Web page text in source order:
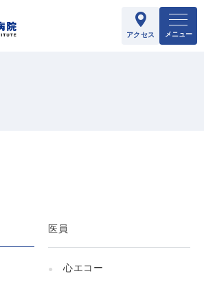
アクセス メニュー
医員
心エコー